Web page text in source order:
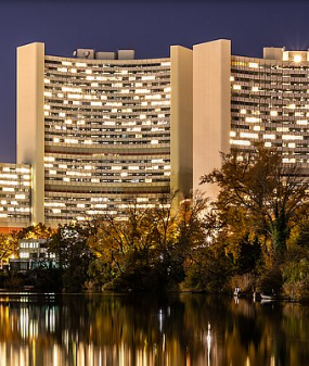
Nationalfeiertag
Einladungen der
Botschaften
Einladungen der
Militärattachés
Welcome to Vienna
VIP-Corner